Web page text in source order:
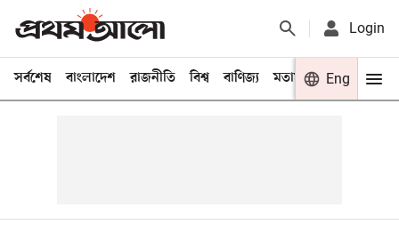
Login
সর্বশেষ বাংলাদেশ রাজনীতি বিশ্ব বাণিজ্য মতামত খেলা
Eng